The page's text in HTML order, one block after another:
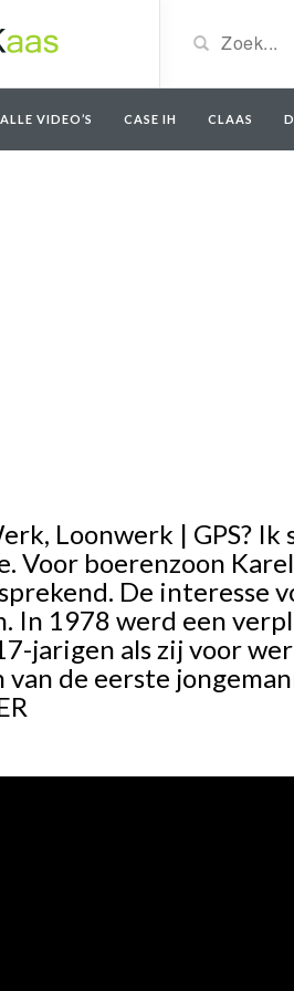
ALLE VIDEO’S CASE IH CLAAS
Loonwerk | GPS?
Voor boerenzoon
De interesse
In 1978 werd een
jarigen als zij voor
van de eerste